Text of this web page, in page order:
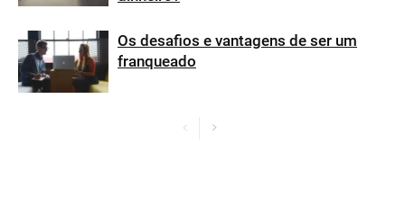
Os desafios e vantagens de ser um
franqueado